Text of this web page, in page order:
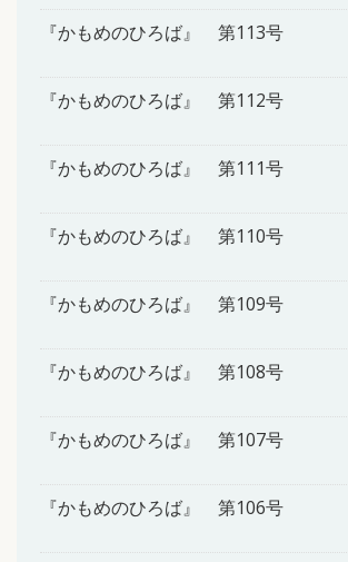
『かもめのひろば』 第113号
『かもめのひろば』 第112号
『かもめのひろば』 第111号
『かもめのひろば』 第110号
『かもめのひろば』 第109号
『かもめのひろば』 第108号
『かもめのひろば』 第107号
『かもめのひろば』 第106号